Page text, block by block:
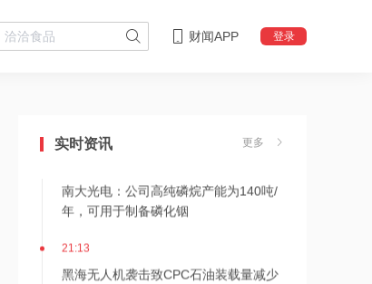
财闻APP 登录
实时资讯 更多
南大光电：公司高纯磷烷产能为140吨/
年，可用于制备磷化铟
21:13
黑海无人机袭击致CPC石油装载量减少